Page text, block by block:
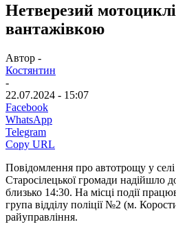
Нетверезий
вантажівкою
Автор -
Костянтин
-
22.07.2024 - 15:07
Facebook
WhatsApp
Telegram
Copy URL
Повідомлення про автотрощу у
Старосілецької громади надійшло
близько 14:30. На місці події
група відділу поліції №2 (м.
райуправління.